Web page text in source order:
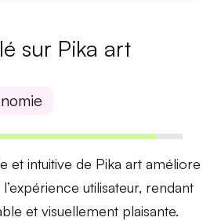
sur Pika art
et intuitive de Pika art améliore
utilisateur, rendant
et visuellement plaisante.